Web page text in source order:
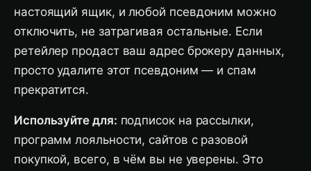
настоящий ящик, и любой псевдоним можно
отключить, не затрагивая остальные. Если
ретейлер продаст ваш адрес брокеру данных,
просто удалите этот псевдоним — и спам
прекратится.
Используйте для: подписок на рассылки,
программ лояльности, сайтов с разовой
покупкой, всего, в чём вы не уверены. Это